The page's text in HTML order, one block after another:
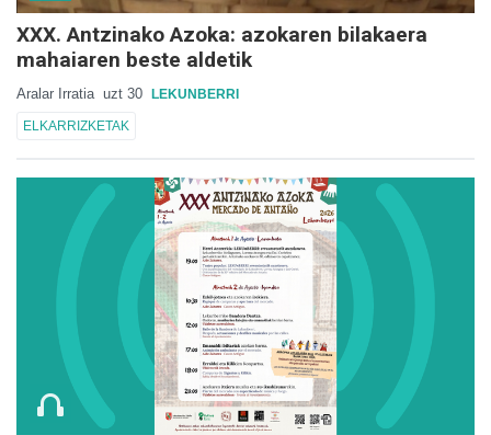
XXX. Antzinako Azoka: azokaren bilakaera
mahaiaren beste aldetik
Aralar Irratia uzt 30 LEKUNBERRI
ELKARRIZKETAK